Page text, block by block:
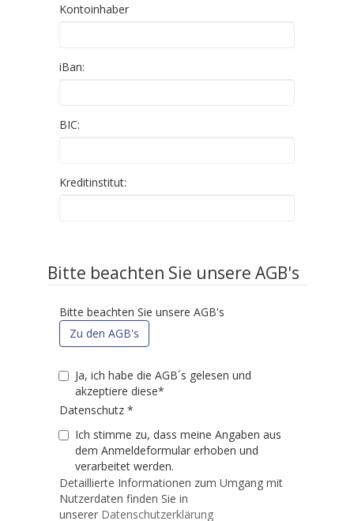
Kontoinhaber
iBan:
BIC:
Kreditinstitut:
Bitte beachten Sie unsere AGB's
Bitte beachten Sie unsere AGB's
Zu den AGB's
Ja, ich habe die AGB´s gelesen und
akzeptiere diese*
Datenschutz *
Ich stimme zu, dass meine Angaben aus
dem Anmeldeformular erhoben und
verarbeitet werden.
Detaillierte Informationen zum Umgang mit
Nutzerdaten finden Sie in
unserer Datenschutzerklärung